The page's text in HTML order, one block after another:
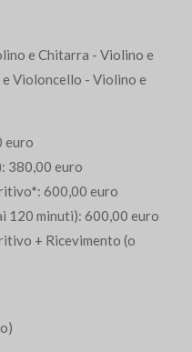
e Chitarra - Violino e
Violoncello - Violino e
euro
380,00 euro
*: 600,00 euro
120 minuti): 600,00 euro
+ Ricevimento (o